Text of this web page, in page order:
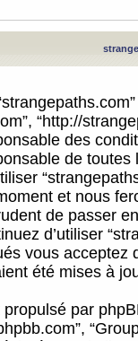
“http://
des
de
et nous
de passer
d’utiliser
vous acceptez
été mises à
par